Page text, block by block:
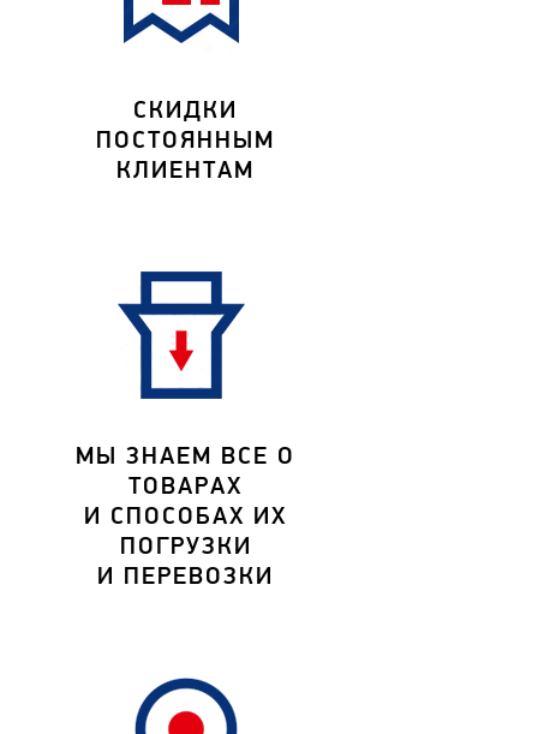
СКИДКИ
ПОСТОЯННЫМ
КЛИЕНТАМ
МЫ ЗНАЕМ ВСЕ О
ТОВАРАХ
И СПОСОБАХ ИХ
ПОГРУЗКИ
И ПЕРЕВОЗКИ